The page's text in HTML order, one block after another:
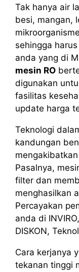
Tak hanya air
besi, mangan,
sehingga
anda yang di
mesin RO
digunakan
fasilitas
update harga
Teknologi
kandungan
Pasalnya,
filter dan
menghasilkan
Percayakan
anda di
DISKON,
Cara kerjanya
tekanan tinggi